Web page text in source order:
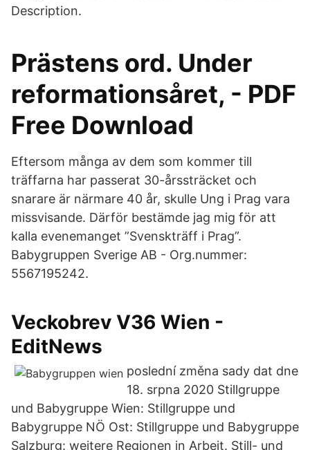
Description.
Prästens ord. Under
reformationsåret, - PDF
Free Download
Eftersom många av dem som kommer till
träffarna har passerat 30-årssträcket och
snarare är närmare 40 år, skulle Ung i Prag vara
missvisande. Därför bestämde jag mig för att
kalla evenemanget ”Svenskträff i Prag”.
Babygruppen Sverige AB - Org.nummer:
5567195242.
Veckobrev V36 Wien -
EditNews
poslední změna sady dat dne
18. srpna 2020 Stillgruppe
und Babygruppe Wien: Stillgruppe und
Babygruppe NÖ Ost: Stillgruppe und Babygruppe
Salzburg: weitere Regionen in Arbeit. Still- und